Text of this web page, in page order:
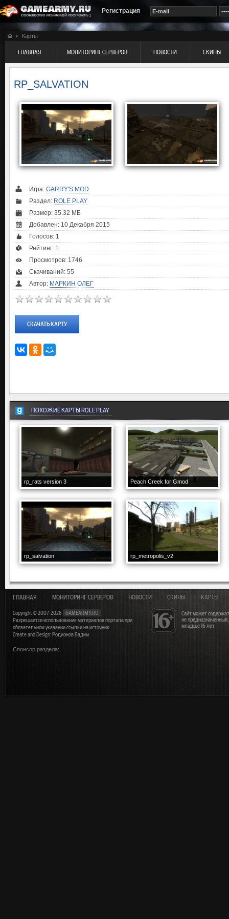
Регистрация
Карты
ГЛАВНАЯ МОНИТОРИНГ СЕРВЕРОВ НОВОСТИ СКИНЫ
RP_SALVATION
Игра: GARRY'S MOD
Раздел: ROLE PLAY
Размер: 35.32 МБ
Добавлен: 10 Декабря 2015
Голосов: 1
Рейтинг: 1
Просмотров: 1746
Скачиваний: 55
Автор: МАРКИН ОЛЕГ
СКАЧАТЬ КАРТУ
ПОХОЖИЕ КАРТЫ ROLE PLAY
rp_rats version 3 Peach Creek for Gmod
rp_salvation rp_metropolis_v2
Сайт может
не
младше 16 лет
ГЛАВНАЯ МОНИТОРИНГ СЕРВЕРОВ НОВОСТИ СКИНЫ КАРТЫ
Copyright © 2007-2026
GAMEARMY.RU
Разрешается использование материалов портала при
обязательном указании ссылки на источник
Create and Design: Родионов Вадим
Спонсор раздела: